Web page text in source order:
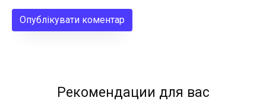
Рекомендации для вас